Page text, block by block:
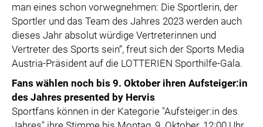
man eines schon vorwegnehmen: Die Sportlerin, der
Sportler und das Team des Jahres 2023 werden auch
dieses Jahr absolut würdige Vertreterinnen und
Vertreter des Sports sein“, freut sich der Sports Media
Austria-Präsident auf die LOTTERIEN Sporthilfe-Gala.
Fans wählen noch bis 9. Oktober ihren Aufsteiger:in
des Jahres presented by Hervis
Sportfans können in der Kategorie "Aufsteiger:in des